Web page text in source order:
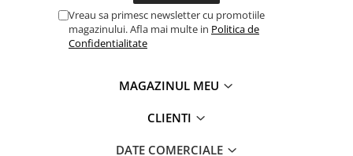
Vreau sa primesc newsletter cu promotiile
magazinului. Afla mai multe in Politica de
Confidentialitate
MAGAZINUL MEU
CLIENTI
DATE COMERCIALE